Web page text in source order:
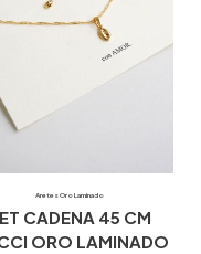
Aretes Oro Laminado
CADENA 45 CM
ORO LAMINADO